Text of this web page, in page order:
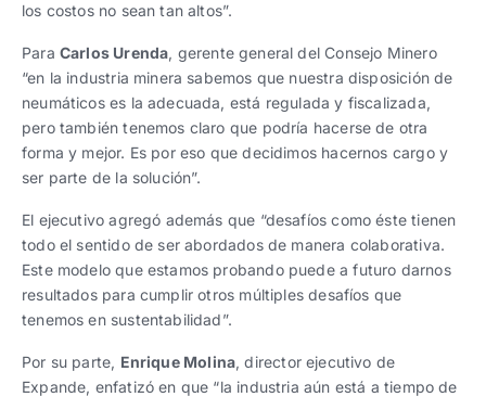
los costos no sean tan altos”.
Para Carlos Urenda, gerente general del Consejo Minero
“en la industria minera sabemos que nuestra disposición de
neumáticos es la adecuada, está regulada y fiscalizada,
pero también tenemos claro que podría hacerse de otra
forma y mejor. Es por eso que decidimos hacernos cargo y
ser parte de la solución”.
El ejecutivo agregó además que “desafíos como éste tienen
todo el sentido de ser abordados de manera colaborativa.
Este modelo que estamos probando puede a futuro darnos
resultados para cumplir otros múltiples desafíos que
tenemos en sustentabilidad”.
Por su parte, Enrique Molina, director ejecutivo de
Expande, enfatizó en que “la industria aún está a tiempo de